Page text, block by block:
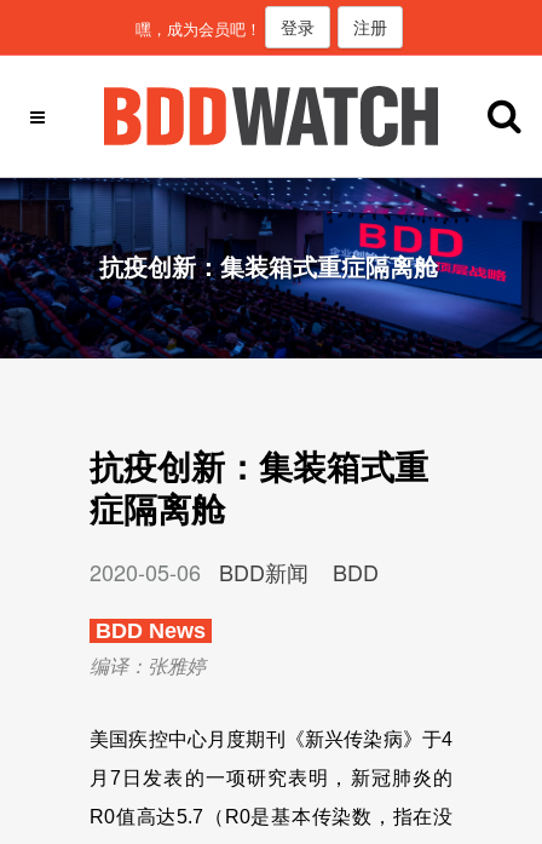
嘿，成为会员吧！ 登录 注册
抗疫创新：集装箱式重症隔离舱
抗疫创新：集装箱式重
症隔离舱
2020-05-06 BDD新闻 BDD
BDD News
编译：张雅婷
美国疾控中心月度期刊《新兴传染病》于4
月7日发表的一项研究表明，新冠肺炎的
R0值高达5.7（R0是基本传染数，指在没